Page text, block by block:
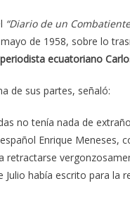
“Diario de un
de 1958, sobre lo
ecuatoriano
de sus partes, señaló:
no tenía nada de
Enrique
retractarse
había escrito para la